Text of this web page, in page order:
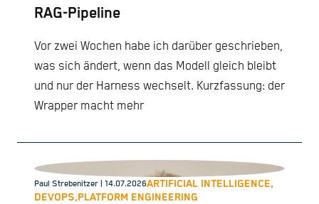
RAG-Pipeline
Vor zwei Wochen habe ich darüber geschrieben,
was sich ändert, wenn das Modell gleich bleibt
und nur der Harness wechselt. Kurzfassung: der
Wrapper macht mehr
Paul Strebenitzer | 14.07.2026ARTIFICIAL INTELLIGENCE,
DEVOPS,PLATFORM ENGINEERING